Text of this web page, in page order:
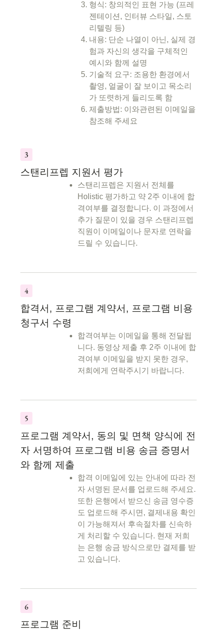
형식: 창의적인 표현 가능 (프레
젠테이션, 인터뷰 스타일, 스토
리텔링 등)
내용: 단순 나열이 아닌, 실제 경
험과 자신의 생각을 구체적인
예시와 함께 설명
기술적 요구: 조용한 환경에서
촬영, 얼굴이 잘 보이고 목소리
가 또렷하게 들리도록 함
제출방법: 이와관련된 이메일을
참조해 주세요
스탠리프렙 지원서 평가
스탠리프렙은 지원서 전체를
Holistic 평가하고 약 2주 이내에 합
격여부를 결정합니다. 이 과정에서
추가 질문이 있을 경우 스탠리프렙
직원이 이메일이나 문자로 연락을
드릴 수 있습니다.
합격서, 프로그램 계약서, 프로그램 비용
청구서 수령
합격여부는 이메일을 통해 전달됩
니다. 동영상 제출 후 2주 이내에 합
격여부 이메일을 받지 못한 경우,
저희에게 연락주시기 바랍니다.
프로그램 계약서, 동의 및 면책 양식에 전
자 서명하여 프로그램 비용 송금 증명서
와 함께 제출
합격 이메일에 있는 안내에 따라 전
자 서명된 문서를 업로드해 주세요.
또한 은행에서 받으신 송금 영수증
도 업로드해 주시면, 결제내용 확인
이 가능해져서 후속절차를 신속하
게 처리할 수 있습니다. 현재 저희
는 은행 송금 방식으로만 결제를 받
고 있습니다.
프로그램 준비